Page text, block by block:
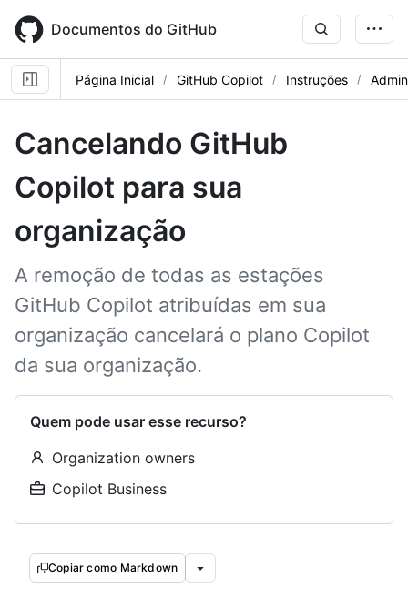
main
content
Documentos do GitHub
Página Inicial GitHub Copilot Instruções
Cancelando GitHub
Copilot para sua
organização
A remoção de todas as estações
GitHub Copilot atribuídas em sua
organização cancelará o plano Copilot
da sua organização.
Quem pode usar esse recurso?
Organization owners
Copilot Business
Copiar como Markdown